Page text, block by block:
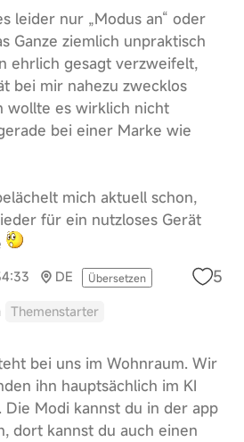
leider nur „Modus an“ oder
Ganze ziemlich unpraktisch
ehrlich gesagt verzweifelt,
bei mir nahezu zwecklos
wollte es wirklich nicht
bei einer Marke wie
mich aktuell schon,
für ein nutzloses Gerät
DE Übersetzen 5
Themenstarter
bei uns im Wohnraum. Wir
ihn hauptsächlich im KI
Die Modi kannst du in der app
dort kannst du auch einen